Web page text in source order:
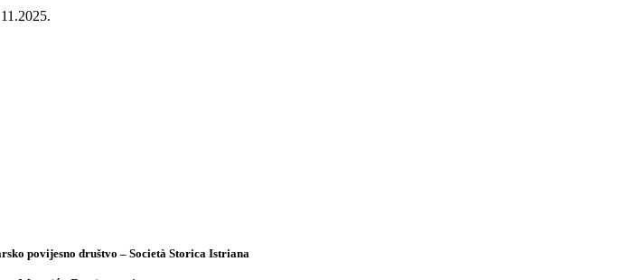
povijesno društvo – Società Storica Istriana